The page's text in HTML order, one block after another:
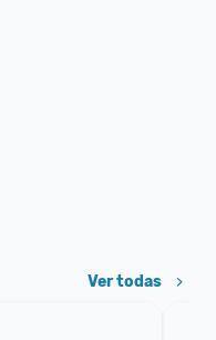
Ver todas